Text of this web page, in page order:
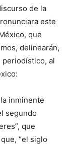
de la
este
que
delinearán,
al
inminente
segundo
que
“el siglo